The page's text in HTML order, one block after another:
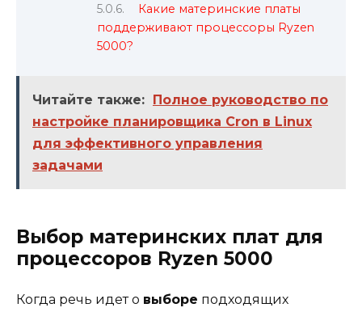
Какие материнские платы
поддерживают процессоры Ryzen
5000?
Читайте также: Полное руководство по
настройке планировщика Cron в Linux
для эффективного управления
задачами
Выбор материнских плат для
процессоров Ryzen 5000
Когда речь идет о выборе подходящих